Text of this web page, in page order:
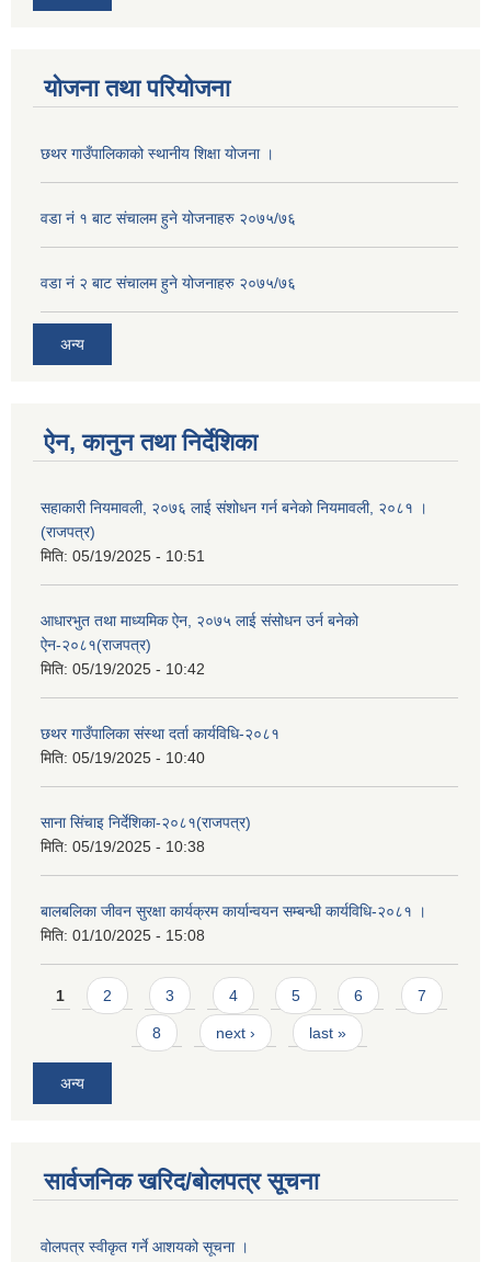
योजना तथा परियोजना
छथर गाउँपालिकाको स्थानीय शिक्षा योजना ।
वडा नं १ बाट संचालम हुने योजनाहरु २०७५/७६
वडा नं २ बाट संचालम हुने योजनाहरु २०७५/७६
अन्य
ऐन, कानुन तथा निर्देशिका
सहाकारी नियमावली, २०७६ लाई संशोधन गर्न बनेको नियमावली, २०८१ ।
(राजपत्र)
मिति: 05/19/2025 - 10:51
आधारभुत तथा माध्यमिक ऐन, २०७५ लाई संसोधन उर्न बनेको
ऐन-२०८१(राजपत्र)
मिति: 05/19/2025 - 10:42
छथर गाउँपालिका संस्था दर्ता कार्यविधि-२०८१
मिति: 05/19/2025 - 10:40
साना सिंचाइ निर्देशिका-२०८१(राजपत्र)
मिति: 05/19/2025 - 10:38
बालबलिका जीवन सुरक्षा कार्यक्रम कार्यान्वयन सम्बन्धी कार्यविधि-२०८१ ।
मिति: 01/10/2025 - 15:08
Pages
1 2 3 4 5 6 7
8 next › last »
अन्य
सार्वजनिक खरिद/बोलपत्र सूचना
वोलपत्र स्वीकृत गर्ने आशयको सूचना ।